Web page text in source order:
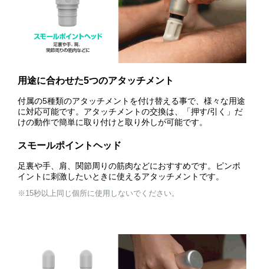
用途に合わせた5つのアタッチメント
付属の5種類のアタッチメントを付け替える事で、様々な用途
に対応可能です。アタッチメントの交換は、「押す/引く」だ
けの動作で簡単に取り付けと取り外しが可能です。
スモールポイントヘッド
足裏や手、肩、関節周りの筋肉などにおすすめです。ピンポ
イントに刺激したいときに使えるアタッチメントです。
※15秒以上同じ個所に使用しないでください。